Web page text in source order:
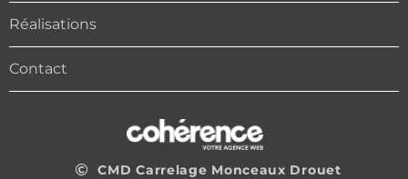
Réalisations
Contact
CMD Carrelage Monceaux Drouet